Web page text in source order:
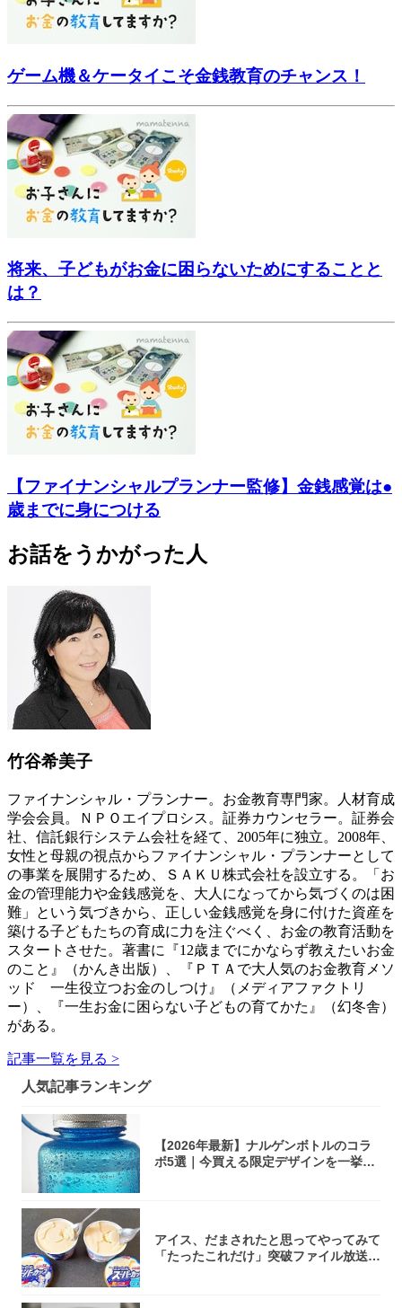
ゲーム機＆ケータイこそ金銭教育のチャンス！
将来、子どもがお金に困らないためにすることと
は？
【ファイナンシャルプランナー監修】金銭感覚は●
歳までに身につける
お話をうかがった人
竹谷希美子
ファイナンシャル・プランナー。お金教育専門家。人材育成
学会会員。ＮＰＯエイプロシス。証券カウンセラー。証券会
社、信託銀行システム会社を経て、2005年に独立。2008年、
女性と母親の視点からファイナンシャル・プランナーとして
の事業を展開するため、ＳＡＫＵ株式会社を設立する。「お
金の管理能力や金銭感覚を、大人になってから気づくのは困
難」という気づきから、正しい金銭感覚を身に付けた資産を
築ける子どもたちの育成に力を注ぐべく、お金の教育活動を
スタートさせた。著書に『12歳までにかならず教えたいお金
のこと』（かんき出版）、『ＰＴＡで大人気のお金教育メソ
ッド 一生役立つお金のしつけ』（メディアファクトリ
ー）、『一生お金に困らない子どもの育てかた』（幻冬舎）
がある。
記事一覧を見る >
人気記事ランキング
【2026年最新】ナルゲンボトルのコラ
ボ5選｜今買える限定デザインを一挙紹
アイス、だまされたと思ってやってみて
「たったこれだけ」突破ファイル放送で